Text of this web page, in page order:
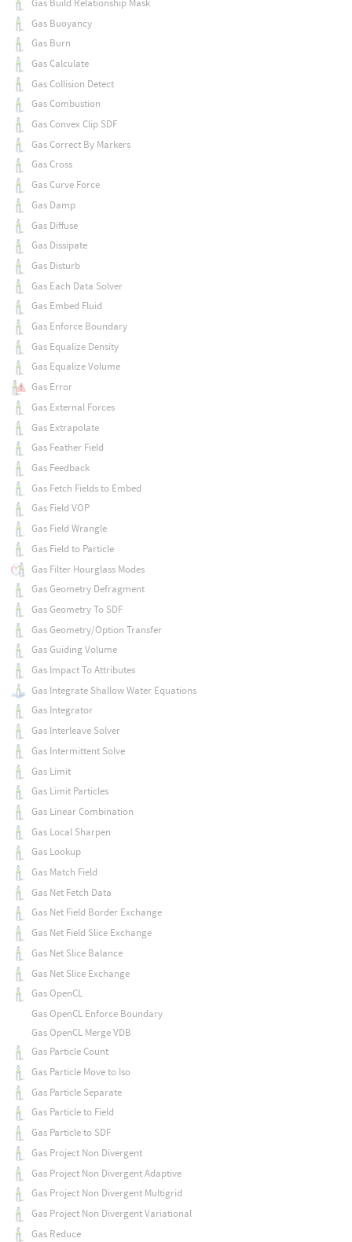
Gas Buoyancy
Gas Burn
Gas Calculate
Gas Collision Detect
Gas Combustion
Gas Convex Clip SDF
Gas Correct By Markers
Gas Cross
Gas Curve Force
Gas Damp
Gas Diffuse
Gas Dissipate
Gas Disturb
Gas Each Data Solver
Gas Embed Fluid
Gas Enforce Boundary
Gas Equalize Density
Gas Equalize Volume
Gas Error
Gas External Forces
Gas Extrapolate
Gas Feather Field
Gas Feedback
Gas Fetch Fields to Embed
Gas Field VOP
Gas Field Wrangle
Gas Field to Particle
Gas Filter Hourglass Modes
Gas Geometry Defragment
Gas Geometry To SDF
Gas Geometry/Option Transfer
Gas Guiding Volume
Gas Impact To Attributes
Gas Integrate Shallow Water Equations
Gas Integrator
Gas Interleave Solver
Gas Intermittent Solve
Gas Limit
Gas Limit Particles
Gas Linear Combination
Gas Local Sharpen
Gas Lookup
Gas Match Field
Gas Net Fetch Data
Gas Net Field Border Exchange
Gas Net Field Slice Exchange
Gas Net Slice Balance
Gas Net Slice Exchange
Gas OpenCL
Gas OpenCL Enforce Boundary
Gas OpenCL Merge VDB
Gas Particle Count
Gas Particle Move to Iso
Gas Particle Separate
Gas Particle to Field
Gas Particle to SDF
Gas Project Non Divergent
Gas Project Non Divergent Adaptive
Gas Project Non Divergent Multigrid
Gas Project Non Divergent Variational
Gas Reduce